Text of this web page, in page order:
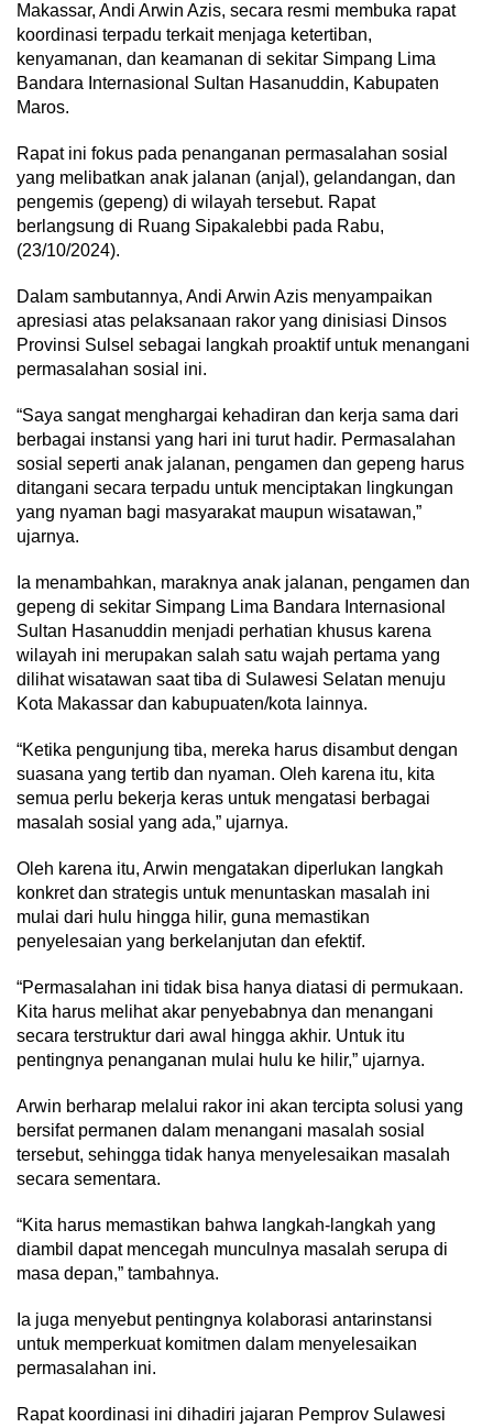
Makassar, Andi Arwin Azis, secara resmi membuka rapat
koordinasi terpadu terkait menjaga ketertiban,
kenyamanan, dan keamanan di sekitar Simpang Lima
Bandara Internasional Sultan Hasanuddin, Kabupaten
Maros.
Rapat ini fokus pada penanganan permasalahan sosial
yang melibatkan anak jalanan (anjal), gelandangan, dan
pengemis (gepeng) di wilayah tersebut. Rapat
berlangsung di Ruang Sipakalebbi pada Rabu,
(23/10/2024).
Dalam sambutannya, Andi Arwin Azis menyampaikan
apresiasi atas pelaksanaan rakor yang dinisiasi Dinsos
Provinsi Sulsel sebagai langkah proaktif untuk menangani
permasalahan sosial ini.
“Saya sangat menghargai kehadiran dan kerja sama dari
berbagai instansi yang hari ini turut hadir. Permasalahan
sosial seperti anak jalanan, pengamen dan gepeng harus
ditangani secara terpadu untuk menciptakan lingkungan
yang nyaman bagi masyarakat maupun wisatawan,”
ujarnya.
Ia menambahkan, maraknya anak jalanan, pengamen dan
gepeng di sekitar Simpang Lima Bandara Internasional
Sultan Hasanuddin menjadi perhatian khusus karena
wilayah ini merupakan salah satu wajah pertama yang
dilihat wisatawan saat tiba di Sulawesi Selatan menuju
Kota Makassar dan kabupuaten/kota lainnya.
“Ketika pengunjung tiba, mereka harus disambut dengan
suasana yang tertib dan nyaman. Oleh karena itu, kita
semua perlu bekerja keras untuk mengatasi berbagai
masalah sosial yang ada,” ujarnya.
Oleh karena itu, Arwin mengatakan diperlukan langkah
konkret dan strategis untuk menuntaskan masalah ini
mulai dari hulu hingga hilir, guna memastikan
penyelesaian yang berkelanjutan dan efektif.
“Permasalahan ini tidak bisa hanya diatasi di permukaan.
Kita harus melihat akar penyebabnya dan menangani
secara terstruktur dari awal hingga akhir. Untuk itu
pentingnya penanganan mulai hulu ke hilir,” ujarnya.
Arwin berharap melalui rakor ini akan tercipta solusi yang
bersifat permanen dalam menangani masalah sosial
tersebut, sehingga tidak hanya menyelesaikan masalah
secara sementara.
“Kita harus memastikan bahwa langkah-langkah yang
diambil dapat mencegah munculnya masalah serupa di
masa depan,” tambahnya.
Ia juga menyebut pentingnya kolaborasi antarinstansi
untuk memperkuat komitmen dalam menyelesaikan
permasalahan ini.
Rapat koordinasi ini dihadiri jajaran Pemprov Sulawesi